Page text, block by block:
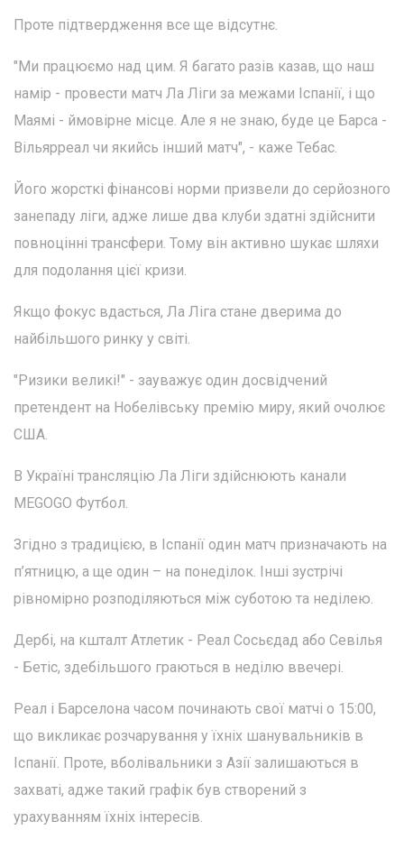
Проте підтвердження все ще відсутнє.
"Ми працюємо над цим. Я багато разів казав, що наш
намір - провести матч Ла Ліги за межами Іспанії, і що
Маямі - ймовірне місце. Але я не знаю, буде це Барса -
Вільярреал чи якийсь інший матч", - каже Тебас.
Його жорсткі фінансові норми призвели до серйозного
занепаду ліги, адже лише два клуби здатні здійснити
повноцінні трансфери. Тому він активно шукає шляхи
для подолання цієї кризи.
Якщо фокус вдасться, Ла Ліга стане дверима до
найбільшого ринку у світі.
"Ризики великі!" - зауважує один досвідчений
претендент на Нобелівську премію миру, який очолює
США.
В Україні трансляцію Ла Ліги здійснюють канали
MEGOGO Футбол.
Згідно з традицією, в Іспанії один матч призначають на
п’ятницю, а ще один – на понеділок. Інші зустрічі
рівномірно розподіляються між суботою та неділею.
Дербі, на кшталт Атлетик - Реал Сосьєдад або Севілья
- Бетіс, здебільшого граються в неділю ввечері.
Реал і Барселона часом починають свої матчі о 15:00,
що викликає розчарування у їхніх шанувальників в
Іспанії. Проте, вболівальники з Азії залишаються в
захваті, адже такий графік був створений з
урахуванням їхніх інтересів.